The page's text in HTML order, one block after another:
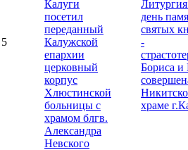
5
Калуги
посетил
переданный
Калужской
епархии
церковный
корпус
Хлюстинской
больницы с
храмом блгв.
Александра
Невского
день
святых
-
Бориса и
храме